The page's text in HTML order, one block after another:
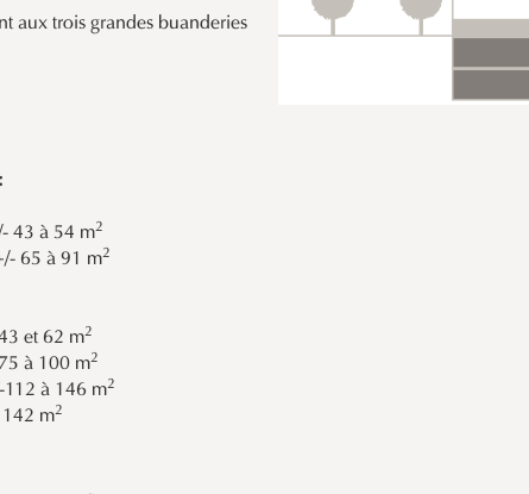
aux trois grandes buanderies
43 à 54 m2
65 à 91 m2
et 62 m2
à 100 m2
112 à 146 m2
142 m2